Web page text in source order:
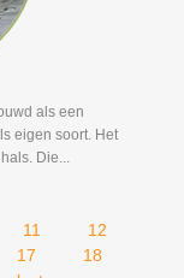
als een
eigen soort. Het
Die...
11
12
17
18